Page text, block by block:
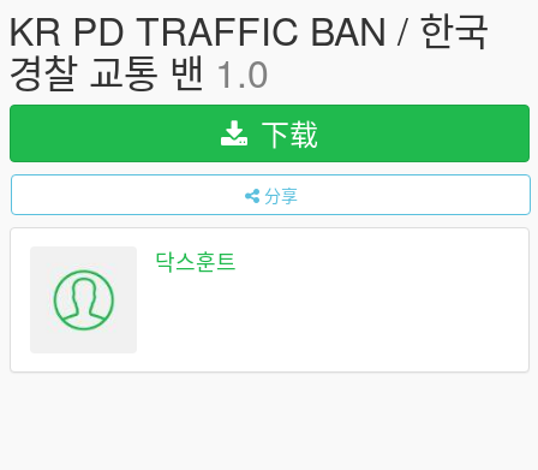
KR PD TRAFFIC BAN / 한국
경찰 교통 밴 1.0
下载
分享
닥스훈트